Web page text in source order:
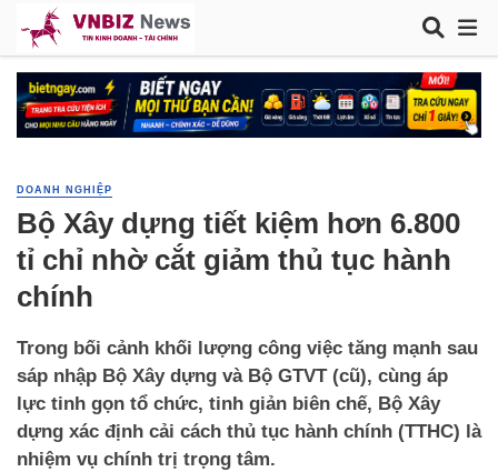
DOANH NGHIỆP
Bộ Xây dựng tiết kiệm hơn 6.800
tỉ chỉ nhờ cắt giảm thủ tục hành
chính
Trong bối cảnh khối lượng công việc tăng mạnh sau
sáp nhập Bộ Xây dựng và Bộ GTVT (cũ), cùng áp
lực tinh gọn tổ chức, tinh giản biên chế, Bộ Xây
dựng xác định cải cách thủ tục hành chính (TTHC) là
nhiệm vụ chính trị trọng tâm.